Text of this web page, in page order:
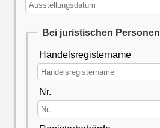
Bei juristischen Personen
Handelsregistername
Nr.